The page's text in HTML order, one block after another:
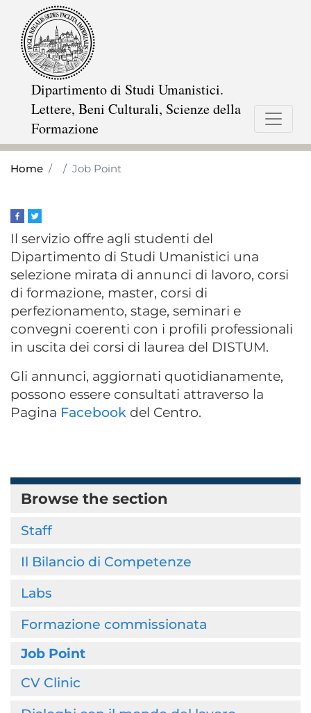
Dipartimento di Studi Umanistici.
Lettere, Beni Culturali, Scienze della
Formazione
Home Job Point
Il servizio offre agli studenti del
Dipartimento di Studi Umanistici una
selezione mirata di annunci di lavoro, corsi
di formazione, master, corsi di
perfezionamento, stage, seminari e
convegni coerenti con i profili professionali
in uscita dei corsi di laurea del DISTUM.
Gli annunci, aggiornati quotidianamente,
possono essere consultati attraverso la
Pagina Facebook del Centro.
Browse the section
Staff
Il Bilancio di Competenze
Labs
Formazione commissionata
Job Point
CV Clinic